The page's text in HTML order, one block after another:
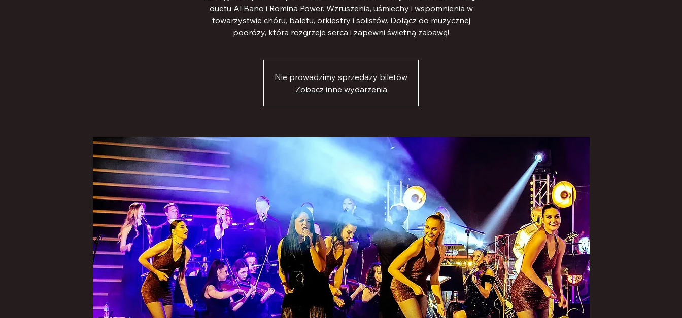
duetu Al Bano i Romina Power. Wzruszenia, uśmiechy i wspomnienia w
towarzystwie chóru, baletu, orkiestry i solistów. Dołącz do muzycznej
podróży, która rozgrzeje serca i zapewni świetną zabawę!
Nie prowadzimy sprzedaży biletów
Zobacz inne wydarzenia